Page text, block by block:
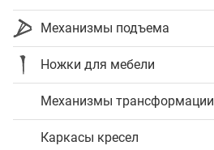
Механизмы подъема
Ножки для мебели
Механизмы трансформации
Каркасы кресел